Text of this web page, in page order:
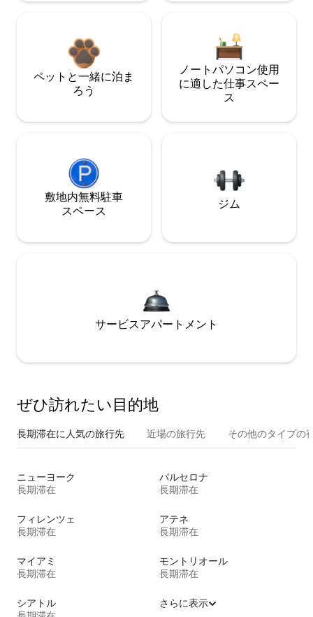
ペットと一緒に泊ま
ろう
ノートパソコン使用
に適した仕事スペー
ス
敷地内無料駐⁠車
ス⁠ペ⁠ー⁠ス
ジム
サービスアパートメント
ぜひ訪⁠れ⁠た⁠い目⁠的⁠地
長期滞在に人気の旅行先 近場の旅行先 その他のタ⁠イ⁠プ⁠の
ニューヨーク
長期滞在
バルセロナ
長期滞在
フィレンツェ
長期滞在
アテネ
長期滞在
マイアミ
長期滞在
モントリオール
長期滞在
シアトル
さらに表示